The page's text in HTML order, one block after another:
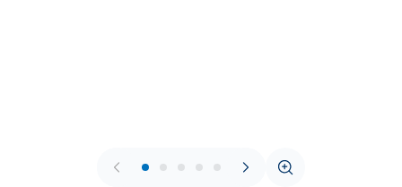
1 / 9